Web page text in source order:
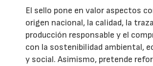
El sello pone en valor aspectos
origen nacional, la calidad, la
producción responsable y el
con la sostenibilidad ambiental,
y social. Asimismo, pretende